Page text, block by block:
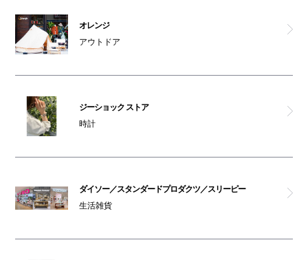
オレンジ
アウトドア
ジーショック ストア
時計
ダイソー／スタンダードプロダクツ／スリーピー
生活雑貨